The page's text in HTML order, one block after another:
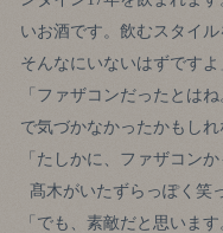
いお酒です。飲むスタイ
そんなにいないはずですよ
「ファザコンだったとは
で気づかなかったかもしれ
「たしかに、ファザコンか
髙木がいたずらっぽく笑
「でも、素敵だと思いま